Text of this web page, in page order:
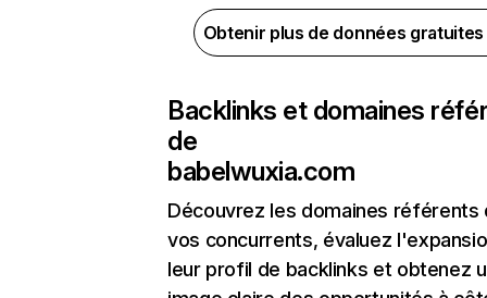
Obtenir plus de données
Backlinks et domaines
de
babelwuxia.com
Découvrez les domaines référents
vos concurrents, évaluez
leur profil de backlinks et obtenez